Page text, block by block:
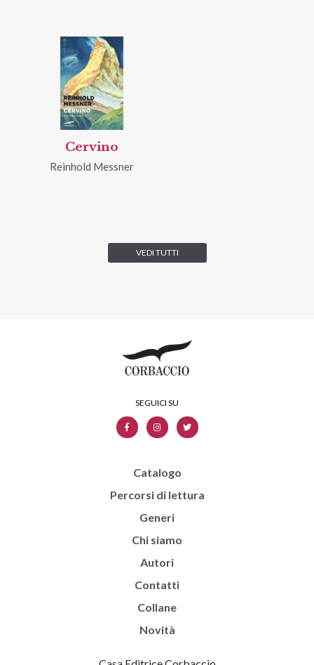
Cervino
Reinhold Messner
VEDI TUTTI
Catalogo
Percorsi di lettura
Generi
Chi siamo
Autori
Contatti
Collane
Novità